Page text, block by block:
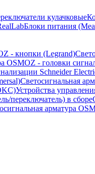
кулачковые
Блоки питания
- кнопки (Legrand)
OSMOZ - головки
Schneider
Светосигнальная
Устройства
переключатель) в сборе
арматура